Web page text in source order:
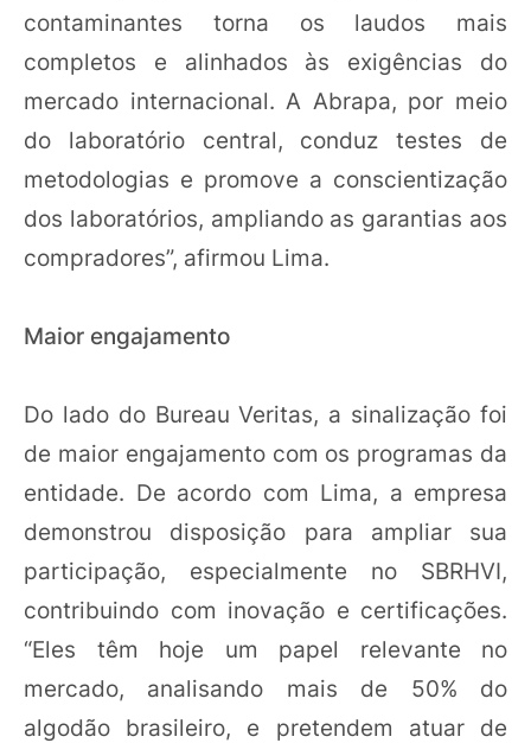
contaminantes torna os laudos mais
completos e alinhados às exigências do
mercado internacional. A Abrapa, por meio
do laboratório central, conduz testes de
metodologias e promove a conscientização
dos laboratórios, ampliando as garantias aos
compradores”, afirmou Lima.
Maior engajamento
Do lado do Bureau Veritas, a sinalização foi
de maior engajamento com os programas da
entidade. De acordo com Lima, a empresa
demonstrou disposição para ampliar sua
participação, especialmente no SBRHVI,
contribuindo com inovação e certificações.
“Eles têm hoje um papel relevante no
mercado, analisando mais de 50% do
algodão brasileiro, e pretendem atuar de